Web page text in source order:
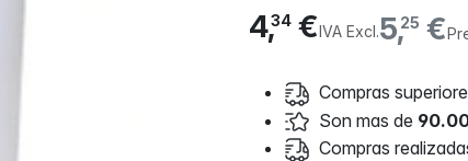
5,25 €
4,34€IVA Excl.
Compras
Son mas de
Compras